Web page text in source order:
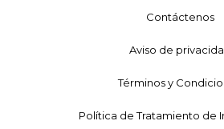
Contáctenos
Aviso de
Términos y
Política de Tratamiento de